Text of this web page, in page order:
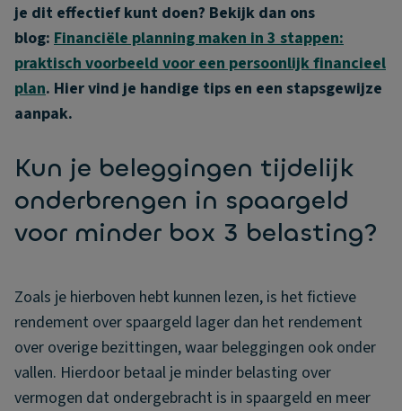
je dit effectief kunt doen? Bekijk dan ons
blog: Financiële planning maken in 3 stappen:
praktisch voorbeeld voor een persoonlijk financieel
plan. Hier vind je handige tips en een stapsgewijze
aanpak.
Kun je beleggingen tijdelijk
onderbrengen in spaargeld
voor minder box 3 belasting?
Zoals je hierboven hebt kunnen lezen, is het fictieve
rendement over spaargeld lager dan het rendement
over overige bezittingen, waar beleggingen ook onder
vallen. Hierdoor betaal je minder belasting over
vermogen dat ondergebracht is in spaargeld en meer